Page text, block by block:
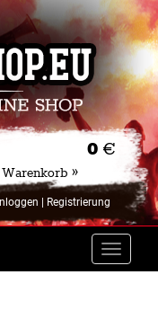
0 €
»
Registrierung
Toggle